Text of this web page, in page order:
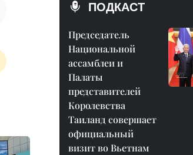
ПОДКАСТ
Председатель
Национальной
ассамблеи и
Палаты
представителей
Королевства
Таиланд совершает
официальный
визит во Вьетнам